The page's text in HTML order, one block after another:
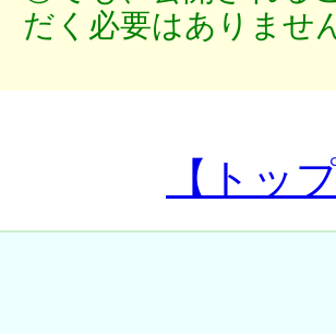
だく必要はありませ
【トッ